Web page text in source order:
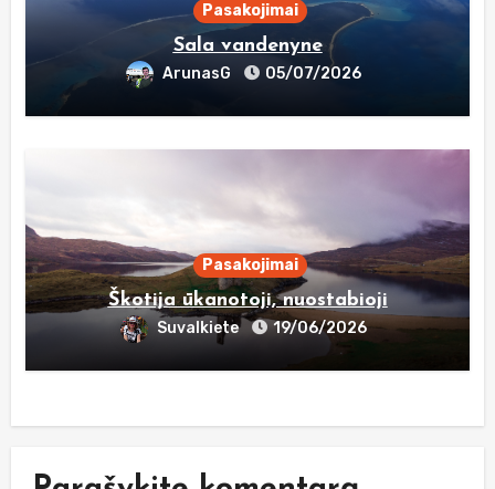
Pasakojimai
Sala vandenyne
ArunasG 05/07/2026
Pasakojimai
Škotija ūkanotoji, nuostabioji
Suvalkiete 19/06/2026